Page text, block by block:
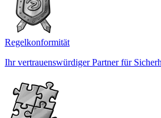
Regelkonformität
Ihr vertrauenswürdiger Partner für